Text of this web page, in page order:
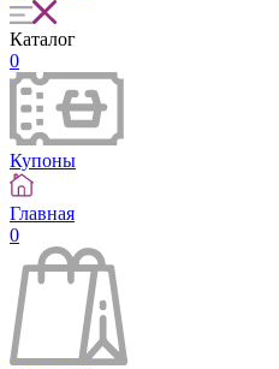
Каталог
0
Купоны
Главная
0